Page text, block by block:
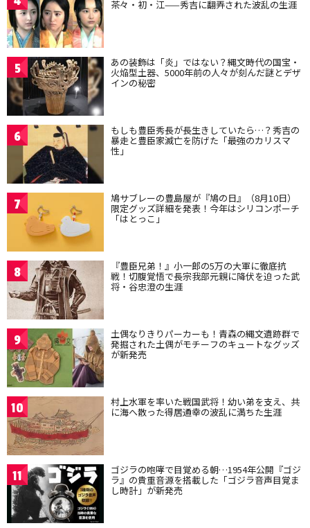
茶々・初・江——秀吉に翻弄された波乱の生涯
5 あの装飾は「炎」ではない？縄文時代の国宝・
火焔型土器、5000年前の人々が刻んだ謎とデザ
インの秘密
6 もしも豊臣秀長が長生きしていたら…？秀吉の
暴走と豊臣家滅亡を防げた「最強のカリスマ
性」
7 鳩サブレーの豊島屋が『鳩の日』（8月10日）
限定グッズ詳細を発表！今年はシリコンポーチ
「はとっこ」
8 『豊臣兄弟！』小一郎の5万の大軍に徹底抗
戦！切腹覚悟で長宗我部元親に降伏を迫った武
将・谷忠澄の生涯
9 土偶なりきりパーカーも！青森の縄文遺跡群で
発掘された土偶がモチーフのキュートなグッズ
が新発売
10 村上水軍を率いた戦国武将！幼い弟を支え、共
に海へ散った得居通幸の波乱に満ちた生涯
11 ゴジラの咆哮で目覚める朝…1954年公開『ゴジ
ラ』の貴重音源を搭載した「ゴジラ音声目覚ま
し時計」が新発売